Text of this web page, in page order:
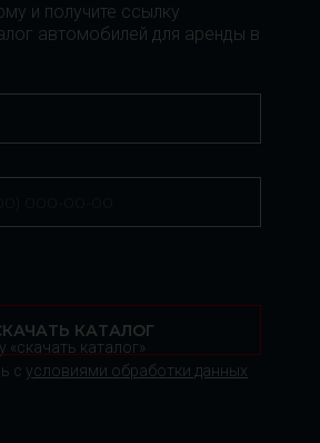
каталог»
с условиями обработки данных
КАТАЛОГ
и получите ссылку
автомобилей для аренды в